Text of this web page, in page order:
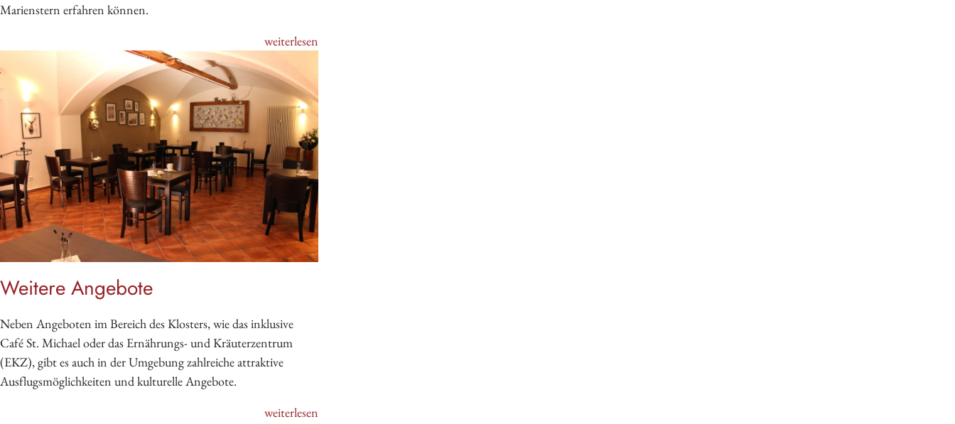
Marienstern erfahren können.
weiterlesen
Weitere Angebote
Neben Angeboten im Bereich des Klosters, wie das inklusive
Café St. Michael oder das Ernährungs- und Kräuterzentrum
(EKZ), gibt es auch in der Umgebung zahlreiche attraktive
Ausflugsmöglichkeiten und kulturelle Angebote.
weiterlesen